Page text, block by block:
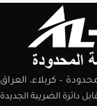
– كربلاء، العراق
دائرة الضريبة الجديدة